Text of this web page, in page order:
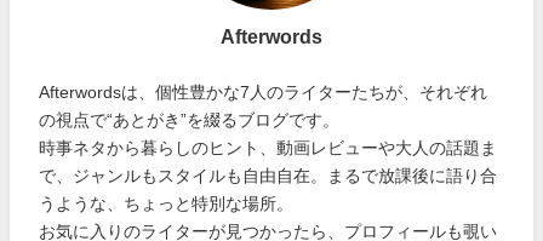
Afterwords
Afterwordsは、個性豊かな7人のライターたちが、それぞれ
の視点で“あとがき”を綴るブログです。
時事ネタから暮らしのヒント、動画レビューや大人の話題ま
で、ジャンルもスタイルも自由自在。まるで放課後に語り合
うような、ちょっと特別な場所。
お気に入りのライターが見つかったら、プロフィールも覗い